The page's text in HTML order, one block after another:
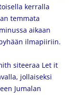
kerralla
temmata
aikaan
ilmapiiriin.
siteeraa Let it
jollaiseksi
Jumalan